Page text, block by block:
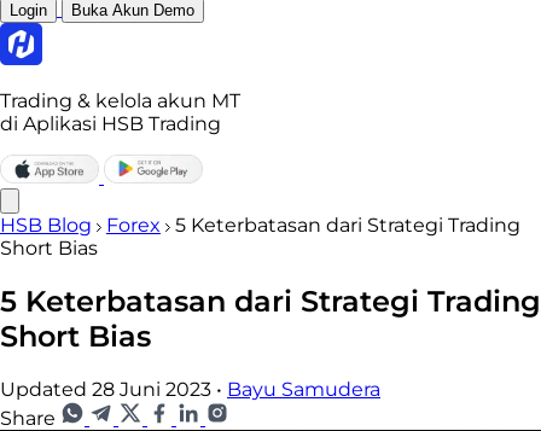
Login Buka Akun Demo
Trading & kelola akun MT
di Aplikasi HSB Trading
HSB Blog Forex
5 Keterbatasan dari Strategi Trading
Short Bias
5 Keterbatasan dari Strategi Trading
Short Bias
Updated 28 Juni 2023 • Bayu Samudera
Share